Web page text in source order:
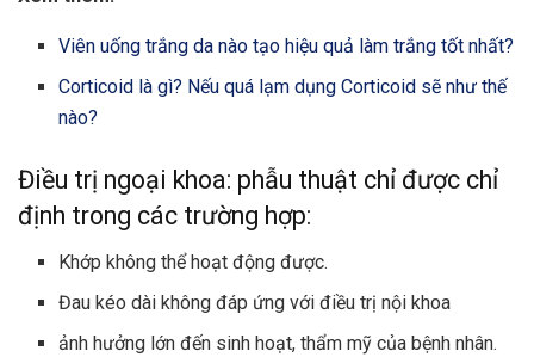
Viên uống trắng da nào tạo hiệu quả làm trắng tốt nhất?
Corticoid là gì? Nếu quá lạm dụng Corticoid sẽ như thế
nào?
Điều trị ngoại khoa: phẫu thuật chỉ được chỉ
định trong các trường hợp:
Khớp không thể hoạt động được.
Đau kéo dài không đáp ứng với điều trị nội khoa
ảnh hưởng lớn đến sinh hoạt, thẩm mỹ của bệnh nhân.